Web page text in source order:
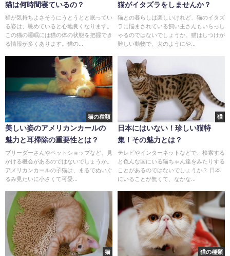
猫は何時間寝ているの？
猫が気持ちよさそうにうとうとと眠ってい
る姿は、眺めていると心地良くなります。
この猫の睡眠には猫の体の状態を把握でき
る情報が多くあります。猫の...
猫がイタズラをしませんか？
猫との暮らしは楽しいけれど、猫のイタズ
ラに悩まされている飼い主さんもいらっし
ゃるのではないでしょうか。猫はしつけが
難しい動物で、犬のようにや...
猫の種類
美しい姿のアメリカンカールの
魅力と耳掃除の重要性とは？
ブリーダーさんやペットショップなど、見
かける機会があるのではないでしょうか。
アメリカンカールの子猫は、まるでぬいぐ
るみ見たいに小さくて可愛...
猫
日本にはいない！珍しい猫特
集！その魅力とは？
テレビやインターネットなどで、検索する
と色んな国にいる猫ちゃん達をみたりする
ことがあるのではないでしょうか？ 日本
にいることが無くて、なかな...
猫 猫の種類